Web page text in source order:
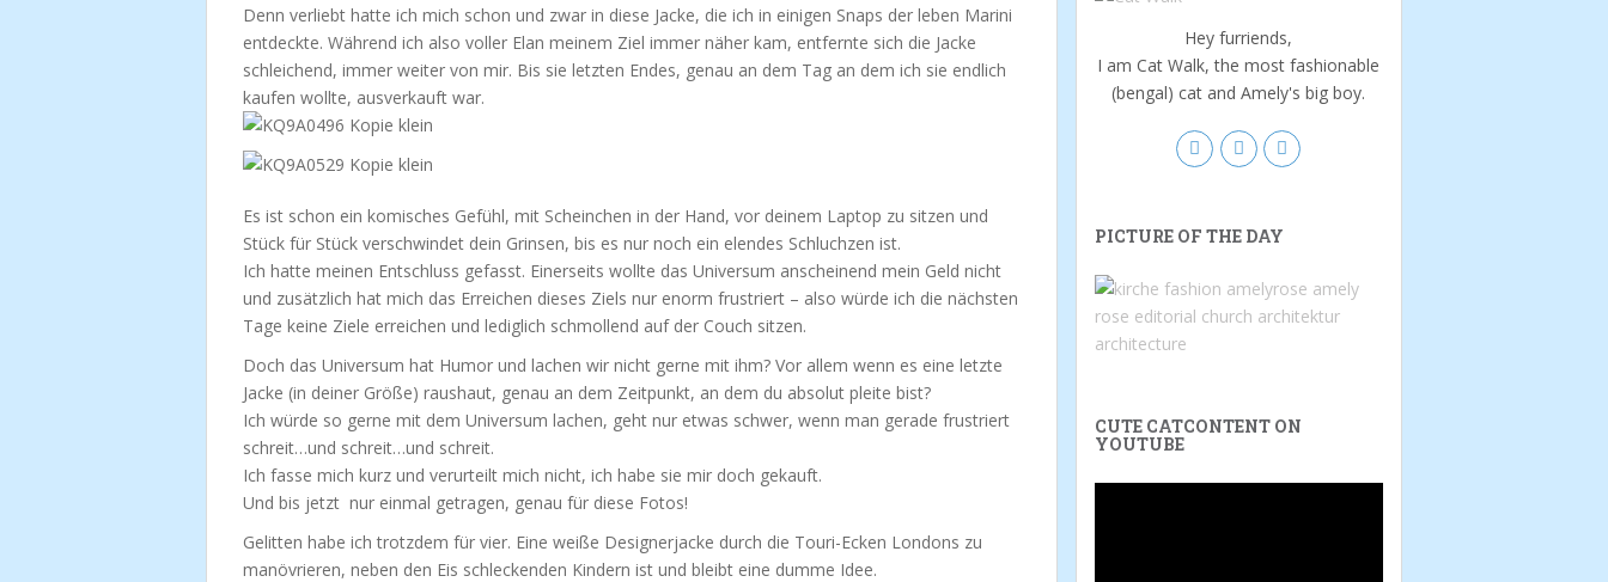
Denn verliebt hatte ich mich schon und zwar in diese Jacke, die ich in einigen Snaps der leben Marini
entdeckte. Während ich also voller Elan meinem Ziel immer näher kam, entfernte sich die Jacke
schleichend, immer weiter von mir. Bis sie letzten Endes, genau an dem Tag an dem ich sie endlich
kaufen wollte, ausverkauft war.
Es ist schon ein komisches Gefühl, mit Scheinchen in der Hand, vor deinem Laptop zu sitzen und
Stück für Stück verschwindet dein Grinsen, bis es nur noch ein elendes Schluchzen ist.
Ich hatte meinen Entschluss gefasst. Einerseits wollte das Universum anscheinend mein Geld nicht
und zusätzlich hat mich das Erreichen dieses Ziels nur enorm frustriert – also würde ich die nächsten
Tage keine Ziele erreichen und lediglich schmollend auf der Couch sitzen.
Doch das Universum hat Humor und lachen wir nicht gerne mit ihm? Vor allem wenn es eine letzte
Jacke (in deiner Größe) raushaut, genau an dem Zeitpunkt, an dem du absolut pleite bist?
Ich würde so gerne mit dem Universum lachen, geht nur etwas schwer, wenn man gerade frustriert
schreit…und schreit…und schreit.
Ich fasse mich kurz und verurteilt mich nicht, ich habe sie mir doch gekauft.
Und bis jetzt nur einmal getragen, genau für diese Fotos!
Gelitten habe ich trotzdem für vier. Eine weiße Designerjacke durch die Touri-Ecken Londons zu
manövrieren, neben den Eis schleckenden Kindern ist und bleibt eine dumme Idee.
Hey furriends,
I am Cat Walk, the most fashionable
(bengal) cat and Amely's big boy.
PICTURE OF THE DAY
CUTE CATCONTENT ON
YOUTUBE